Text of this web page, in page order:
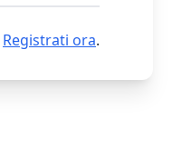
Registrati ora.